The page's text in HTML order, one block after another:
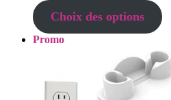
prix :
8,99 €
Choix des options
PromoProduit